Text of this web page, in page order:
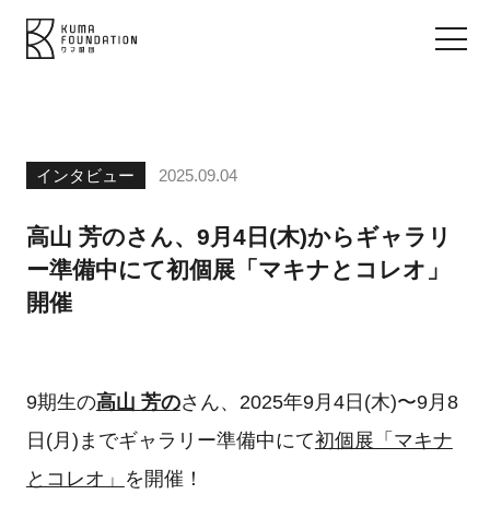
インタビュー 2025.09.04
高山 芳のさん、9月4日(木)からギャラリ
ー準備中にて初個展「マキナとコレオ」
開催
9期生の高山 芳のさん、2025年9月4日(木)〜9月8
日(月)までギャラリー準備中にて初個展「マキナ
とコレオ」 を開催！